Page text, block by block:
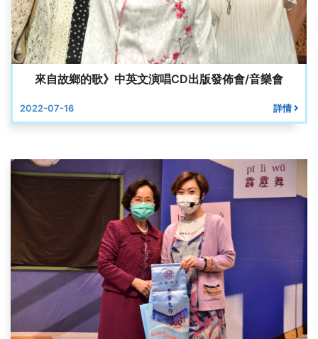
來自故鄉的歌》中英文演唱CD出版發佈會/音樂會
2022-07-16 詳情